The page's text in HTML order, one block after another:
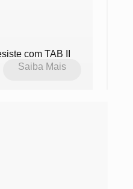
com TAB II
Saiba Mais